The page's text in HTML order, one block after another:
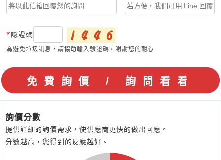
認證碼
為避免垃圾訊息，請協助輸入驗證碼，謝謝您的耐心
詢價分數
提供詳細的詢價需求，使供應商更快的做出回應。
分數越高，您得到的反應越好。